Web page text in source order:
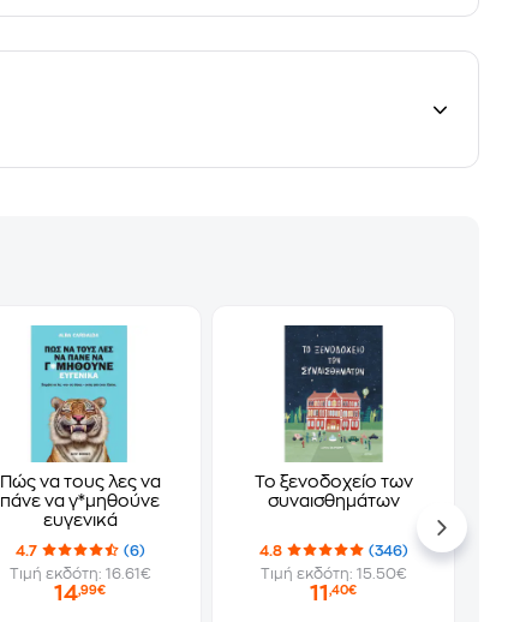
Πώς να τους λες να
πάνε να γ*μηθούνε
ευγενικά
4.7
(6)
Τιμή εκδότη: 16.61€
14,99€
Το ξενοδοχείο των
συναισθημάτων
4.8
(346)
Τιμή εκδότη: 15.50€
11,40€